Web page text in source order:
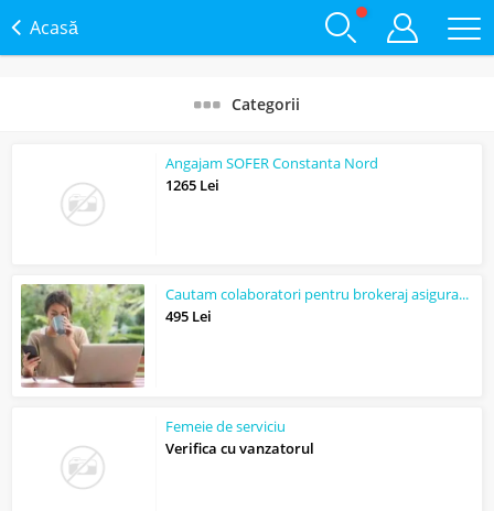
Acasă
Categorii
Angajam SOFER Constanta Nord
1265 Lei
Cautam colaboratori pentru brokeraj asigurari, credite, pensii, oferte de vacant...
495 Lei
Femeie de serviciu
Verifica cu vanzatorul